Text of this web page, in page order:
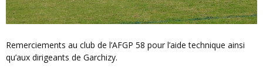
Remerciements au club de l’AFGP 58 pour l’aide technique ainsi
qu’aux dirigeants de Garchizy.